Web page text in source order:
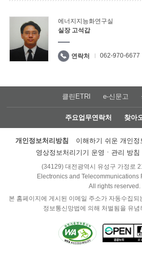
에너지지능화연구실
실장 고석갑
연락처 062-970-6677
클린ETRI e-신문고
주요업무연락처 찾아
개인정보처리방침 이해하기 쉬운 개인정
영상정보처리기기 운영ㆍ관리 방침
(34129) 대전광역시 유성구 가정로
Electronics and Telecommunications
All rights reserved.
본 홈페이지에 게시된 이메일 주소가 자동수집되
정보통신망법에 의해 처벌됨을 유